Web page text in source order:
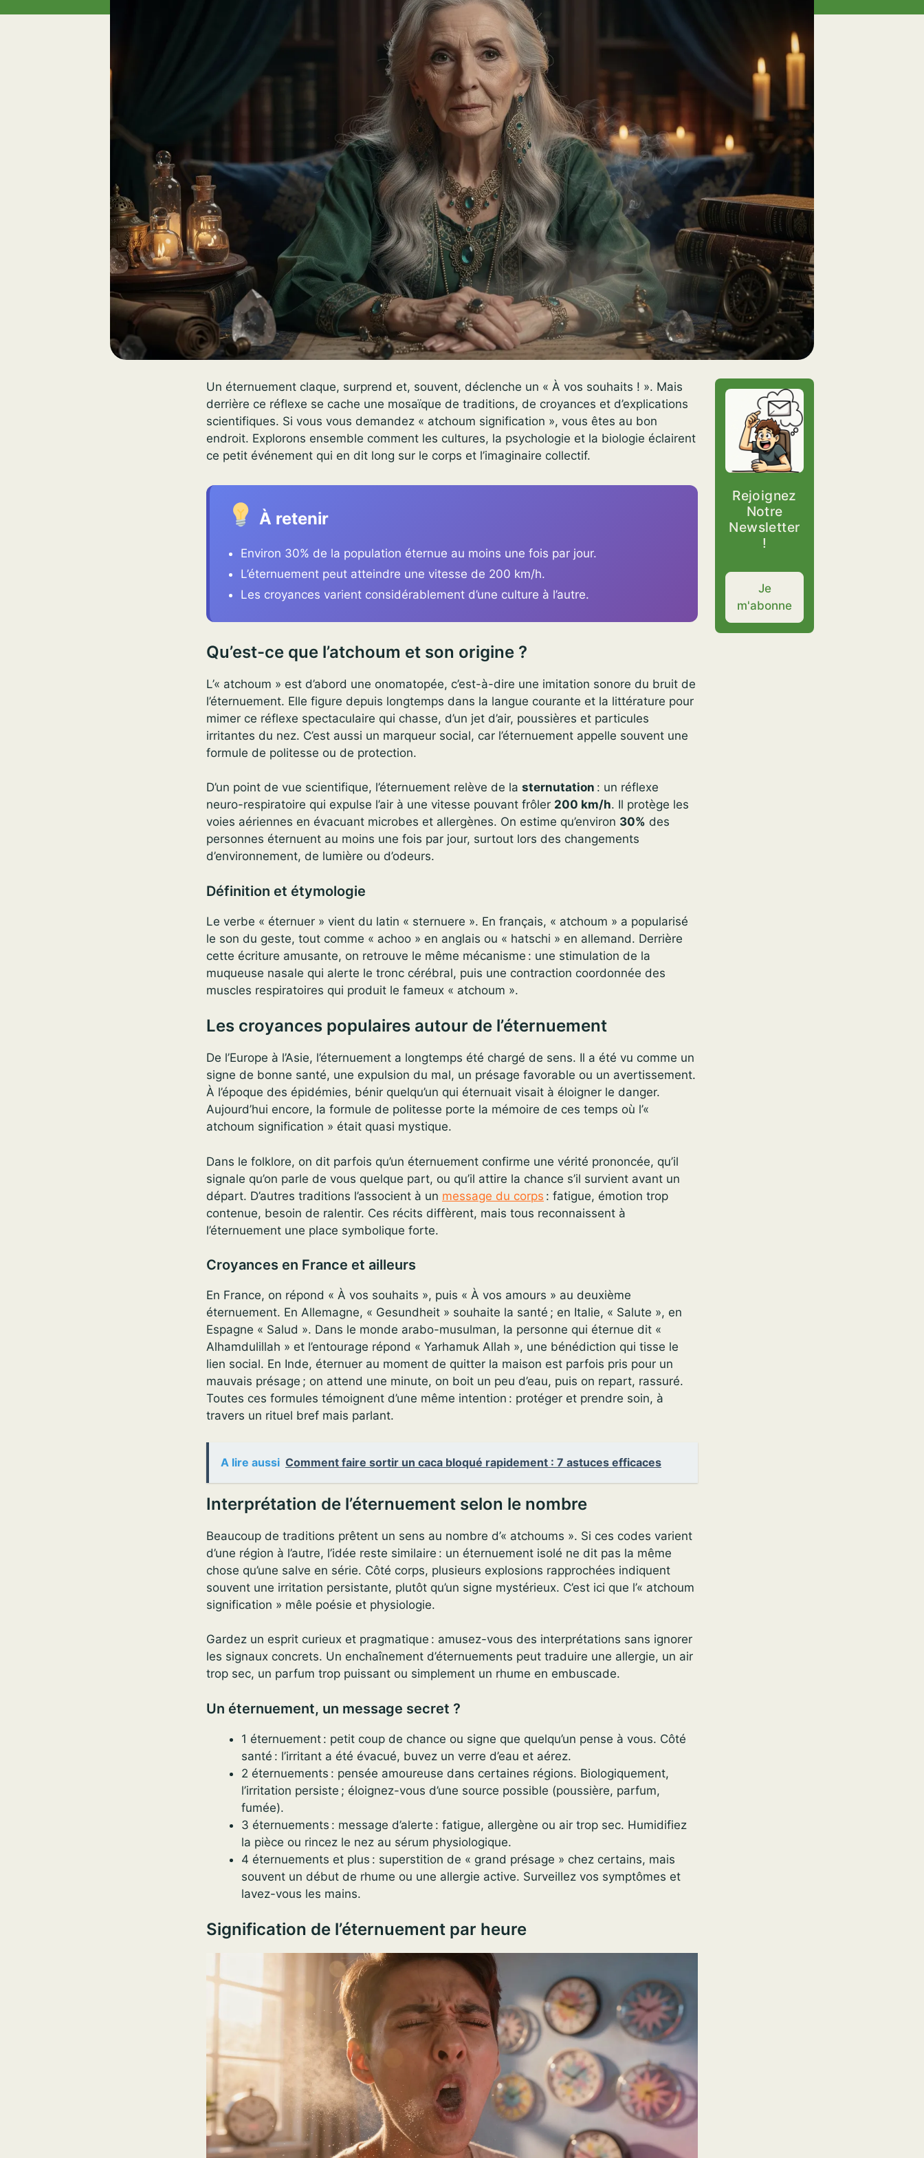
Un éternuement claque, surprend et, souvent, déclenche un « À vos souhaits ! ». Mais
derrière ce réflexe se cache une mosaïque de traditions, de croyances et d’explications
scientifiques. Si vous vous demandez « atchoum signification », vous êtes au bon
endroit. Explorons ensemble comment les cultures, la psychologie et la biologie éclairent
ce petit événement qui en dit long sur le corps et l’imaginaire collectif.
À retenir
Environ 30% de la population éternue au moins une fois par jour.
L’éternuement peut atteindre une vitesse de 200 km/h.
Les croyances varient considérablement d’une culture à l’autre.
Qu’est-ce que l’atchoum et son origine ?
L’« atchoum » est d’abord une onomatopée, c’est-à-dire une imitation sonore du bruit de
l’éternuement. Elle figure depuis longtemps dans la langue courante et la littérature pour
mimer ce réflexe spectaculaire qui chasse, d’un jet d’air, poussières et particules
irritantes du nez. C’est aussi un marqueur social, car l’éternuement appelle souvent une
formule de politesse ou de protection.
D’un point de vue scientifique, l’éternuement relève de la sternutation : un réflexe
neuro-respiratoire qui expulse l’air à une vitesse pouvant frôler 200 km/h. Il protège les
voies aériennes en évacuant microbes et allergènes. On estime qu’environ 30% des
personnes éternuent au moins une fois par jour, surtout lors des changements
d’environnement, de lumière ou d’odeurs.
Définition et étymologie
Le verbe « éternuer » vient du latin « sternuere ». En français, « atchoum » a popularisé
le son du geste, tout comme « achoo » en anglais ou « hatschi » en allemand. Derrière
cette écriture amusante, on retrouve le même mécanisme : une stimulation de la
muqueuse nasale qui alerte le tronc cérébral, puis une contraction coordonnée des
muscles respiratoires qui produit le fameux « atchoum ».
Les croyances populaires autour de l’éternuement
De l’Europe à l’Asie, l’éternuement a longtemps été chargé de sens. Il a été vu comme un
signe de bonne santé, une expulsion du mal, un présage favorable ou un avertissement.
À l’époque des épidémies, bénir quelqu’un qui éternuait visait à éloigner le danger.
Aujourd’hui encore, la formule de politesse porte la mémoire de ces temps où l’«
atchoum signification » était quasi mystique.
Dans le folklore, on dit parfois qu’un éternuement confirme une vérité prononcée, qu’il
signale qu’on parle de vous quelque part, ou qu’il attire la chance s’il survient avant un
départ. D’autres traditions l’associent à un message du corps : fatigue, émotion trop
contenue, besoin de ralentir. Ces récits diffèrent, mais tous reconnaissent à
l’éternuement une place symbolique forte.
Croyances en France et ailleurs
En France, on répond « À vos souhaits », puis « À vos amours » au deuxième
éternuement. En Allemagne, « Gesundheit » souhaite la santé ; en Italie, « Salute », en
Espagne « Salud ». Dans le monde arabo-musulman, la personne qui éternue dit «
Alhamdulillah » et l’entourage répond « Yarhamuk Allah », une bénédiction qui tisse le
lien social. En Inde, éternuer au moment de quitter la maison est parfois pris pour un
mauvais présage ; on attend une minute, on boit un peu d’eau, puis on repart, rassuré.
Toutes ces formules témoignent d’une même intention : protéger et prendre soin, à
travers un rituel bref mais parlant.
A lire aussi Comment faire sortir un caca bloqué rapidement : 7 astuces efficaces
Interprétation de l’éternuement selon le nombre
Beaucoup de traditions prêtent un sens au nombre d’« atchoums ». Si ces codes varient
d’une région à l’autre, l’idée reste similaire : un éternuement isolé ne dit pas la même
chose qu’une salve en série. Côté corps, plusieurs explosions rapprochées indiquent
souvent une irritation persistante, plutôt qu’un signe mystérieux. C’est ici que l’« atchoum
signification » mêle poésie et physiologie.
Gardez un esprit curieux et pragmatique : amusez-vous des interprétations sans ignorer
les signaux concrets. Un enchaînement d’éternuements peut traduire une allergie, un air
trop sec, un parfum trop puissant ou simplement un rhume en embuscade.
Un éternuement, un message secret ?
1 éternuement : petit coup de chance ou signe que quelqu’un pense à vous. Côté
santé : l’irritant a été évacué, buvez un verre d’eau et aérez.
2 éternuements : pensée amoureuse dans certaines régions. Biologiquement,
l’irritation persiste ; éloignez-vous d’une source possible (poussière, parfum,
fumée).
3 éternuements : message d’alerte : fatigue, allergène ou air trop sec. Humidifiez
la pièce ou rincez le nez au sérum physiologique.
4 éternuements et plus : superstition de « grand présage » chez certains, mais
souvent un début de rhume ou une allergie active. Surveillez vos symptômes et
lavez-vous les mains.
Signification de l’éternuement par heure
Rejoignez
Notre
Newsletter
!
Je
m'abonne